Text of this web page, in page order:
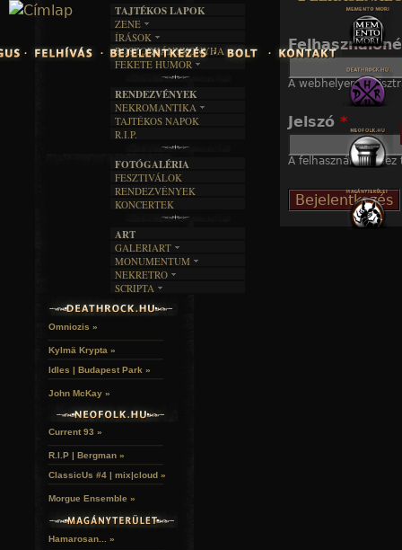
Jump to navigation
A webhelyen
Jelszó *
A felhasználónévhez
TAJTÉKOS LAPOK
ZENE
EGYÜTTESEK
INTERJÚK
FORDÍTÁSOK
DALSZÖVEGEK
ÍRÁSOK
IRODALOM
FILM
MŰVÉSZET
ÍRÁSTÖRTÉNET
BOSZORKÁNYKONYHA
FEKETE HUMOR
SZÖVEGES
RENDEZVÉNYEK
NEKROMANTIKA
AKTUÁLIS
A MÚLT
TAJTÉKOS NAPOK
R.I.P.
FOTÓGALÉRIA
FESZTIVÁLOK
RENDEZVÉNYEK
KONCERTEK
ART
GALERIART
ARTGALERI
KÉPREGÉNYEK
LAKÁSKULTS
MONUMENTUM
TEMETŐK
TEMPLOMOK
VÁRAK
NEKRETRO
SZUBKULT
FEKETE LYUK
SCRIPTA
NOVELLÁK
Omniozis »
Kylmä Krypta »
Idles | Budapest Park »
John McKay »
Current 93 »
R.I.P | Bergman »
ClassicUs #4 | mix|cloud »
Morgue Ensemble »
Hamarosan... »